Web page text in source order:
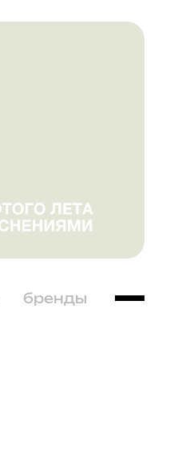
бренды